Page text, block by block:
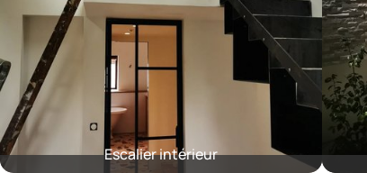
Escalier intérieur